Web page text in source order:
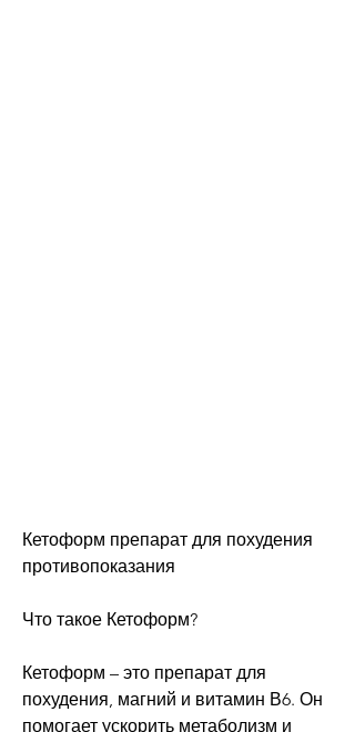
Кетоформ препарат для похудения
противопоказания
Что такое Кетоформ?
Кетоформ – это препарат для
похудения, магний и витамин В6. Он
помогает ускорить метаболизм и